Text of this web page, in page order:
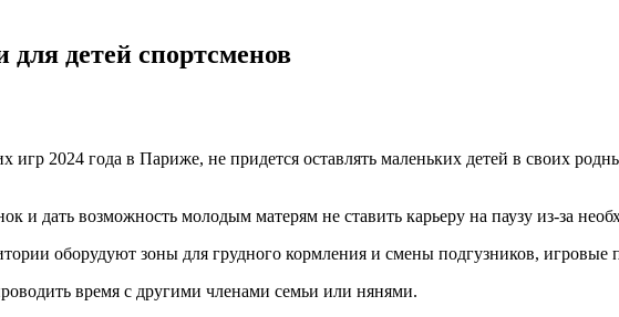
детей спортсменов
2024 года в Париже, не придется оставлять маленьких детей в своих
дать возможность молодым матерям не ставить карьеру на паузу из-за
оборудуют зоны для грудного кормления и смены подгузников, игровые
время с другими членами семьи или нянями.